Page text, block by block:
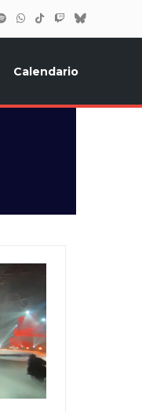
Calendario